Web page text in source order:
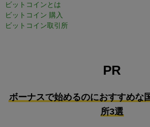
ビットコインとは
ビットコイン 購入
ビットコイン取引所
PR
ボーナスで始めるのにおすすめな
所3選